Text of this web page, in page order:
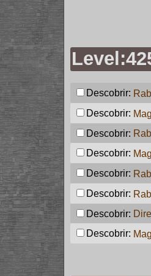
Descobrir:
Descobrir:
Descobrir:
Descobrir:
Descobrir:
Descobrir:
Descobrir:
Descobrir: